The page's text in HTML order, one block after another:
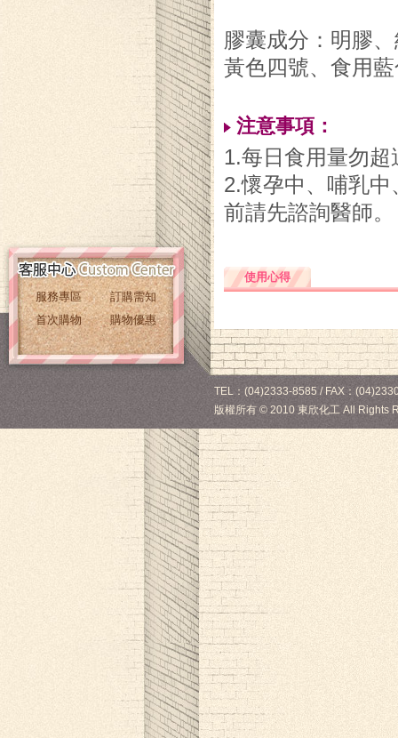
膠囊成分：明膠
黃色四號、食用
注意事項：
1.每日食用量勿
2.懷孕中、哺乳
前請先諮詢醫師。
使用心得
服務專區
訂購需知
首次購物
購物優惠
TEL：(04)2333-8585 / FAX：
版權所有 © 2010 東欣化工 All Rights